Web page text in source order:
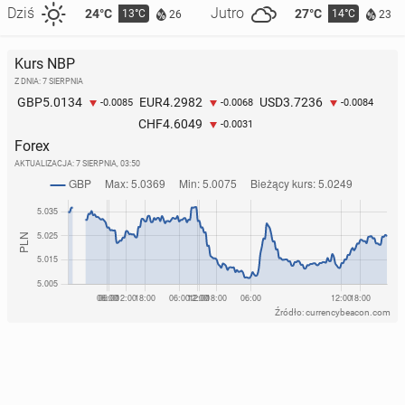
Dziś 24°C 13°C 26 Jutro 27°C 14°C 23
Kurs NBP
Z DNIA: 7 SIERPNIA
GBP5.0134 -0.0085 EUR4.2982 -0.0068 USD3.7236 -0.0084
CHF4.6049 -0.0031
Forex
AKTUALIZACJA: 7 SIERPNIA, 03:50
Źródło: currencybeacon.com